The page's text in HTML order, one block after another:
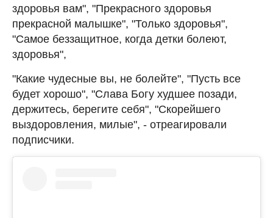
здоровья вам", "Прекрасного здоровья
прекрасной малышке", "Только здоровья",
"Самое беззащитное, когда детки болеют,
здоровья",
"Какие чудесные вы, не болейте", "Пусть все
будет хорошо", "Слава Богу худшее позади,
держитесь, берегите себя", "Скорейшего
выздоровления, милые", - отреагировали
подписчики.